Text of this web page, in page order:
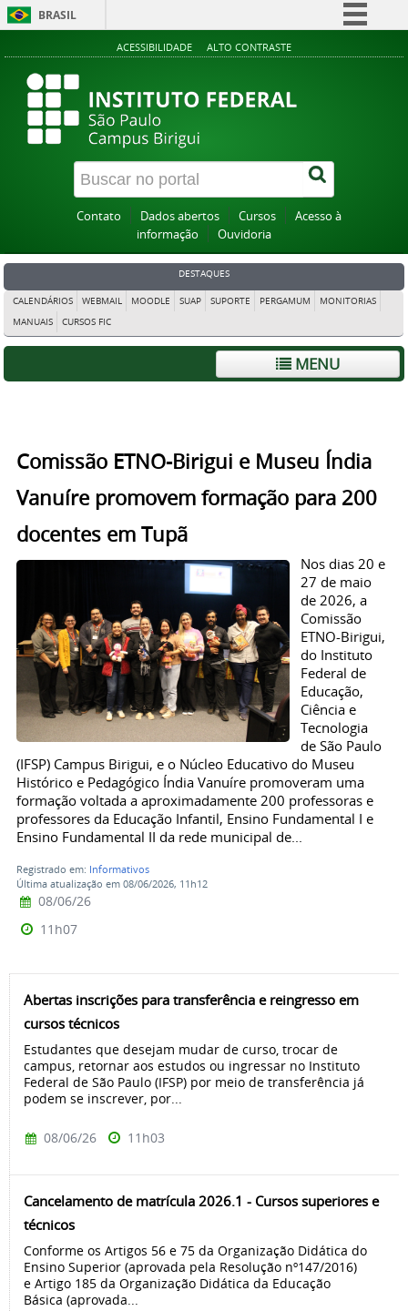
BRASIL
Simplifique!
Participe
Legislação
ACESSIBILIDADE ALTO CONTRASTE
Contato Dados abertos Cursos
Acesso à
informação
Ouvidoria
DESTAQUES
CALENDÁRIOS WEBMAIL MOODLE SUAP SUPORTE PERGAMUM
MONITORIAS
MANUAIS
CURSOS FIC
MENU
Comissão ETNO-Birigui e Museu Índia
Vanuíre promovem formação para 200
docentes em Tupã
Nos dias 20 e
27 de maio
de 2026, a
Comissão
ETNO-Birigui,
do Instituto
Federal de
Educação,
Ciência e
Tecnologia
de São Paulo
(IFSP) Campus Birigui, e o Núcleo Educativo do Museu
Histórico e Pedagógico Índia Vanuíre promoveram uma
formação voltada a aproximadamente 200 professoras e
professores da Educação Infantil, Ensino Fundamental I e
Ensino Fundamental II da rede municipal de...
Registrado em: Informativos
Última atualização em 08/06/2026, 11h12
08/06/26
11h07
Abertas inscrições para transferência e reingresso em
cursos técnicos
Estudantes que desejam mudar de curso, trocar de
campus, retornar aos estudos ou ingressar no Instituto
Federal de São Paulo (IFSP) por meio de transferência já
podem se inscrever, por...
08/06/26 11h03
Cancelamento de matrícula 2026.1 - Cursos superiores e
técnicos
Conforme os Artigos 56 e 75 da Organização Didática do
Ensino Superior (aprovada pela Resolução nº147/2016)
e Artigo 185 da Organização Didática da Educação
Básica (aprovada...